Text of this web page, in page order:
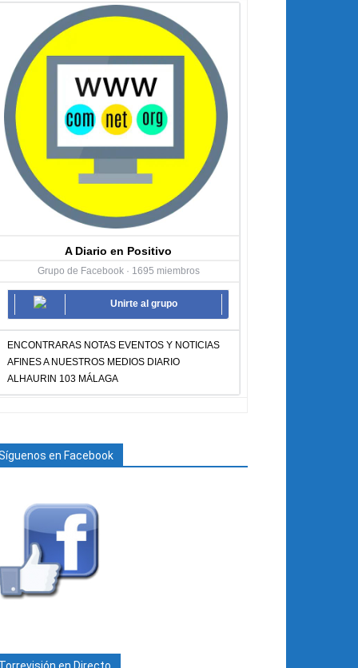
A Diario en Positivo
Grupo de Facebook · 1695 miembros
Unirte al grupo
ENCONTRARAS NOTAS EVENTOS Y NOTICIAS
AFINES A NUESTROS MEDIOS DIARIO
ALHAURIN 103 MÁLAGA
en Facebook